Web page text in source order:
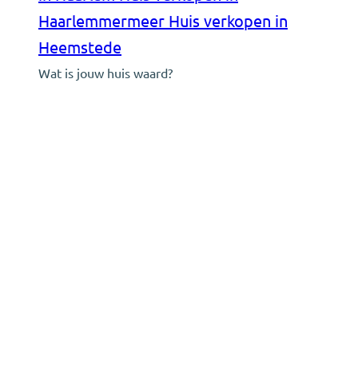
Haarlemmermeer Huis verkopen in
Heemstede
Wat is jouw huis waard?